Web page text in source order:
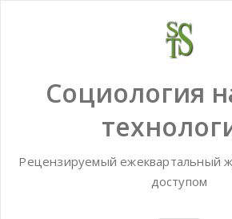
Социология
Рецензируемый ежеквартальный
доступом